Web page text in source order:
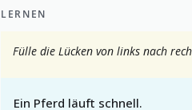
LERNEN
Fülle die Lücken von links nach
Ein Pferd läuft schnell.